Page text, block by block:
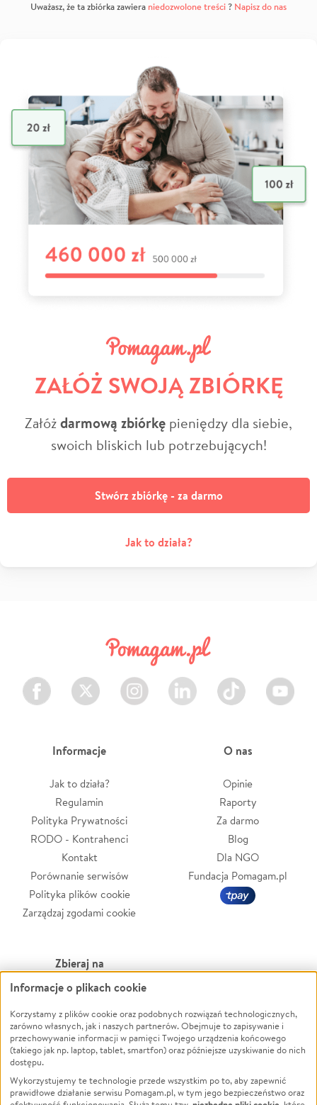
Uważasz, że ta zbiórka zawiera niedozwolone treści? Napisz do nas
ZAŁÓŻ SWOJĄ ZBIÓRKĘ
Załóżdarmową zbiórkę pieniędzy dla siebie,
swoich bliskich lub potrzebujących!
Stwórz zbiórkę - za darmo
Jak to działa?
Facebook Twitter Instagram LinkedIn TikTok Youtube
Informacje
Jak to działa?
Regulamin
Polityka Prywatności
RODO - Kontrahenci
Kontakt
Porównanie serwisów
Polityka plików cookie
Zarządzaj zgodami cookie
O nas
Opinie
Raporty
Za darmo
Blog
Dla NGO
Fundacja Pomagam.pl
Zbieraj na
Leczenie
Zwierzęta
Pożar
Ukraina
Pomoc Finansowa
Powódź
Wichura
NGO
Edukacja
Informacje o plikach cookie
Korzystamy z plików cookie oraz podobnych rozwiązań technologicznych,
zarówno własnych, jak i naszych partnerów. Obejmuje to zapisywanie i
przechowywanie informacji w pamięci Twojego urządzenia końcowego
(takiego jak np. laptop, tablet, smartfon) oraz późniejsze uzyskiwanie do nich
dostępu.
Wykorzystujemy te technologie przede wszystkim po to, aby zapewnić
prawidłowe działanie serwisu Pomagam.pl, w tym jego bezpieczeństwo oraz